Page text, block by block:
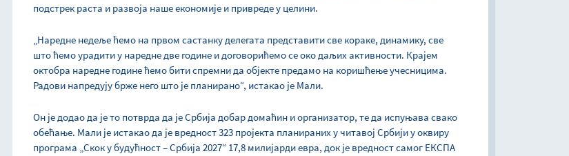
подстрек раста и развоја наше економије и привреде у целини.
„Наредне недеље ћемо на првом састанку делегата представити све кораке, динамику, све
што ћемо урадити у наредне две године и договорићемо се око даљих активности. Крајем
октобра наредне године ћемо бити спремни да објекте предамо на коришћење учесницима.
Радови напредују брже него што је планирано“, истакао је Мали.
Он је додао да је то потврда да је Србија добар домаћин и организатор, те да испуњава свако
обећање. Мали је истакао да је вредност 323 пројекта планираних у читавој Србији у оквиру
програма „Скок у будућност – Србија 2027“ 17,8 милијарди евра, док је вредност самог ЕКСПА